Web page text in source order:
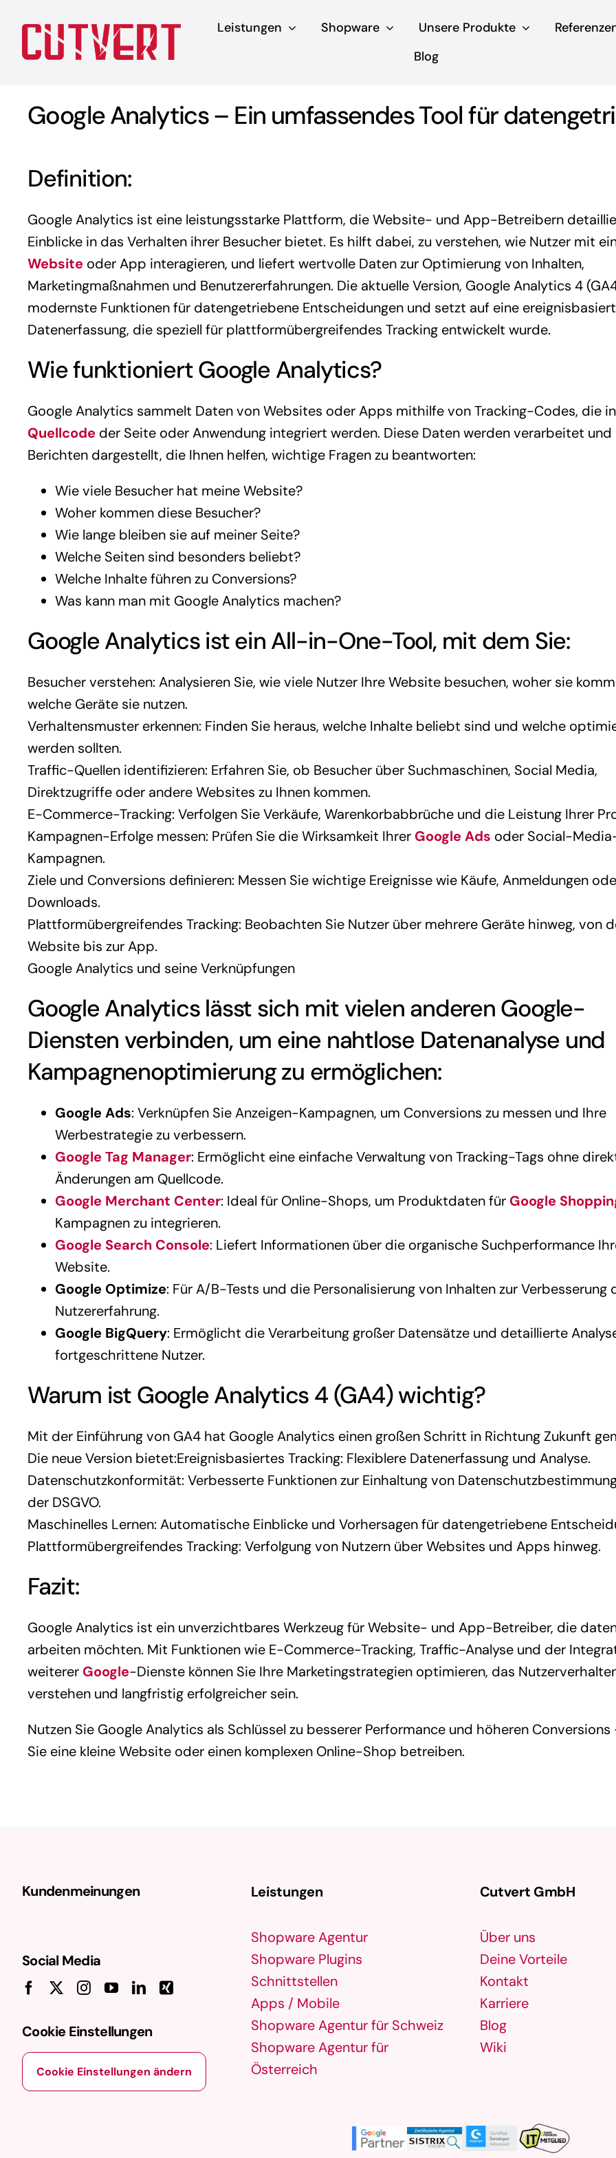
Inhalt
springen
Leistungen Shopware Unsere Produkte
Blog
Google Analytics – Ein umfassendes Tool für
Definition:
Google Analytics ist eine leistungsstarke Plattform, die Website- und App-Betreibern
Einblicke in das Verhalten ihrer Besucher bietet. Es hilft dabei, zu verstehen, wie Nutzer mit
Website oder App interagieren, und liefert wertvolle Daten zur Optimierung von Inhalten,
Marketingmaßnahmen und Benutzererfahrungen. Die aktuelle Version, Google Analytics 4
modernste Funktionen für datengetriebene Entscheidungen und setzt auf eine
Datenerfassung, die speziell für plattformübergreifendes Tracking entwickelt wurde.
Wie funktioniert Google Analytics?
Google Analytics sammelt Daten von Websites oder Apps mithilfe von Tracking-Codes, die
Quellcode der Seite oder Anwendung integriert werden. Diese Daten werden verarbeitet und
Berichten dargestellt, die Ihnen helfen, wichtige Fragen zu beantworten:
Wie viele Besucher hat meine Website?
Woher kommen diese Besucher?
Wie lange bleiben sie auf meiner Seite?
Welche Seiten sind besonders beliebt?
Welche Inhalte führen zu Conversions?
Was kann man mit Google Analytics machen?
Google Analytics ist ein All-in-One-Tool, mit dem Sie:
Besucher verstehen: Analysieren Sie, wie viele Nutzer Ihre Website besuchen, woher sie
welche Geräte sie nutzen.
Verhaltensmuster erkennen: Finden Sie heraus, welche Inhalte beliebt sind und welche
werden sollten.
Traffic-Quellen identifizieren: Erfahren Sie, ob Besucher über Suchmaschinen, Social Media,
Direktzugriffe oder andere Websites zu Ihnen kommen.
E-Commerce-Tracking: Verfolgen Sie Verkäufe, Warenkorbabbrüche und die Leistung Ihrer
Kampagnen-Erfolge messen: Prüfen Sie die Wirksamkeit Ihrer Google Ads oder Social-
Kampagnen.
Ziele und Conversions definieren: Messen Sie wichtige Ereignisse wie Käufe, Anmeldungen
Downloads.
Plattformübergreifendes Tracking: Beobachten Sie Nutzer über mehrere Geräte hinweg, von
Website bis zur App.
Google Analytics und seine Verknüpfungen
Google Analytics lässt sich mit vielen anderen Google-
Diensten verbinden, um eine nahtlose Datenanalyse und
Kampagnenoptimierung zu ermöglichen:
Google Ads: Verknüpfen Sie Anzeigen-Kampagnen, um Conversions zu messen und Ihre
Werbestrategie zu verbessern.
Google Tag Manager: Ermöglicht eine einfache Verwaltung von Tracking-Tags ohne
Änderungen am Quellcode.
Google Merchant Center: Ideal für Online-Shops, um Produktdaten für Google
Kampagnen zu integrieren.
Google Search Console: Liefert Informationen über die organische Suchperformance
Website.
Google Optimize: Für A/B-Tests und die Personalisierung von Inhalten zur Verbesserung
Nutzererfahrung.
Google BigQuery: Ermöglicht die Verarbeitung großer Datensätze und detaillierte
fortgeschrittene Nutzer.
Warum ist Google Analytics 4 (GA4) wichtig?
Mit der Einführung von GA4 hat Google Analytics einen großen Schritt in Richtung Zukunft
Die neue Version bietet:Ereignisbasiertes Tracking: Flexiblere Datenerfassung und Analyse.
Datenschutzkonformität: Verbesserte Funktionen zur Einhaltung von
der DSGVO.
Maschinelles Lernen: Automatische Einblicke und Vorhersagen für datengetriebene
Plattformübergreifendes Tracking: Verfolgung von Nutzern über Websites und Apps hinweg.
Fazit:
Google Analytics ist ein unverzichtbares Werkzeug für Website- und App-Betreiber, die
arbeiten möchten. Mit Funktionen wie E-Commerce-Tracking, Traffic-Analyse und der
weiterer Google-Dienste können Sie Ihre Marketingstrategien optimieren, das
verstehen und langfristig erfolgreicher sein.
Nutzen Sie Google Analytics als Schlüssel zu besserer Performance und höheren Conversions
Sie eine kleine Website oder einen komplexen Online-Shop betreiben.
Kundenmeinungen
Social Media
Cookie Einstellungen
Cookie Einstellungen ändern
Leistungen
Shopware Agentur
Shopware Plugins
Schnittstellen
Apps / Mobile
Shopware Agentur für Schweiz
Shopware Agentur für
Österreich
Cutvert GmbH
Über uns
Deine Vorteile
Kontakt
Karriere
Blog
Wiki